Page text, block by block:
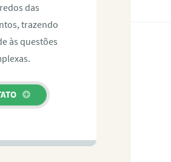
das
trazendo
às questões